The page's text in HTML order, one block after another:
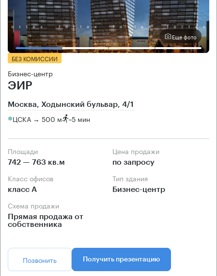
Еще фото
БЕЗ КОМИССИИ
Бизнес-центр
ЭИР
Москва, Ходынский бульвар, 4/1
ЦСКА → 500 м ~5 мин
Площади
742 — 763 кв.м
Цена продажи
по запросу
Класс офисов
класс А
Тип здания
Бизнес-центр
Схема продажи
Прямая продажа от
собственника
Позвонить Получить презентацию